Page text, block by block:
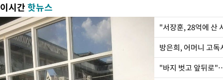
이시간핫뉴스
"서장훈, 28억에 산
방은희, 어머니 고
"바지 벗고 앞뒤로